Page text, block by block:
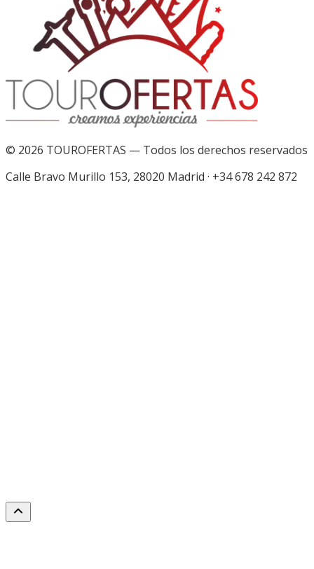
© 2026 TOUROFERTAS — Todos los derechos reservados
Calle Bravo Murillo 153, 28020 Madrid · +34 678 242 872